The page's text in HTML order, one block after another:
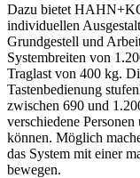
Dazu bietet
individuellen
Grundgestell und
Systembreiten von
Traglast von 400 kg.
Tastenbedienung
zwischen 690 und
verschiedene
können. Möglich
das System mit einer
bewegen.